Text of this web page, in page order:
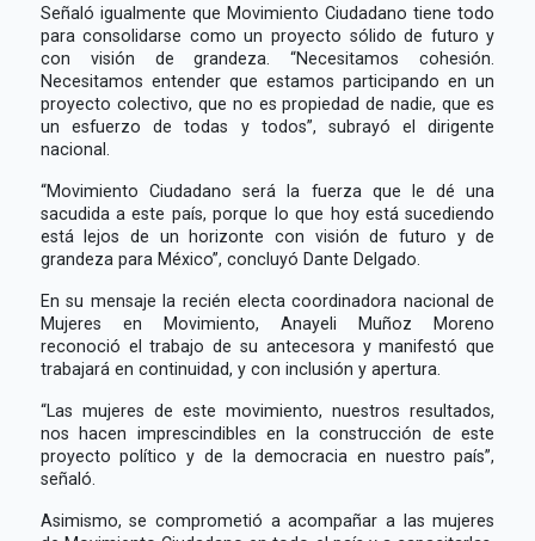
Señaló igualmente que Movimiento Ciudadano tiene todo
para consolidarse como un proyecto sólido de futuro y
con visión de grandeza. “Necesitamos cohesión.
Necesitamos entender que estamos participando en un
proyecto colectivo, que no es propiedad de nadie, que es
un esfuerzo de todas y todos”, subrayó el dirigente
nacional.
“Movimiento Ciudadano será la fuerza que le dé una
sacudida a este país, porque lo que hoy está sucediendo
está lejos de un horizonte con visión de futuro y de
grandeza para México”, concluyó Dante Delgado.
En su mensaje la recién electa coordinadora nacional de
Mujeres en Movimiento, Anayeli Muñoz Moreno
reconoció el trabajo de su antecesora y manifestó que
trabajará en continuidad, y con inclusión y apertura.
“Las mujeres de este movimiento, nuestros resultados,
nos hacen imprescindibles en la construcción de este
proyecto político y de la democracia en nuestro país”,
señaló.
Asimismo, se comprometió a acompañar a las mujeres